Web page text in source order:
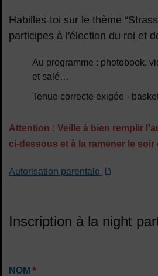
Habilles-toi sur le thème
participes à l'élection du roi et
Au programme : photobook,
et salé…
Tenue correcte exigée -
Attention : Veille à bien remplir
ci-dessous et à la ramener le soir
Autorisation parentale
Inscription à la night
NOM *